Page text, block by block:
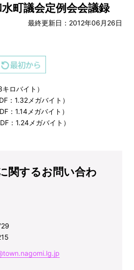
町議会定例会会議録
最終更新日：2012年06月26日
ロバイト）
：1.32メガバイト）
：1.14メガバイト）
：1.24メガバイト）
関するお問い合わ